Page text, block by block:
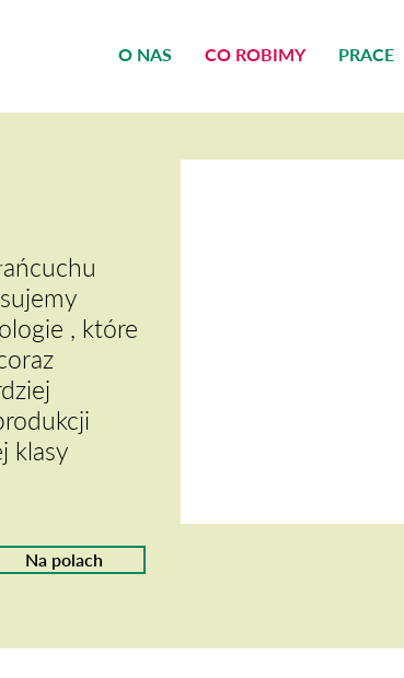
O NAS CO ROBIMY PRACE
, które
klasy
Na polach